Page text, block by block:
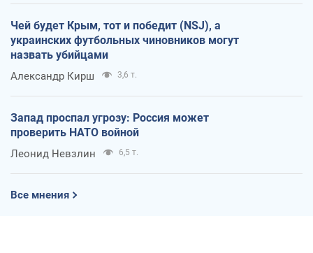
Чей будет Крым, тот и победит (NSJ), а
украинских футбольных чиновников могут
назвать убийцами
Александр Кирш 3,6 т.
Запад проспал угрозу: Россия может
проверить НАТО войной
Леонид Невзлин 6,5 т.
Все мнения